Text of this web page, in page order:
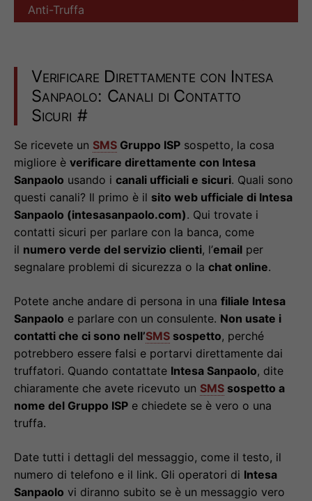
Anti-Truffa
Verificare Direttamente con Intesa
Sanpaolo: Canali di Contatto
Sicuri #
Se ricevete un SMS Gruppo ISP sospetto, la cosa
migliore è verificare direttamente con Intesa
Sanpaolo usando i canali ufficiali e sicuri. Quali sono
questi canali? Il primo è il sito web ufficiale di Intesa
Sanpaolo (intesasanpaolo.com). Qui trovate i
contatti sicuri per parlare con la banca, come
il numero verde del servizio clienti, l’email per
segnalare problemi di sicurezza o la chat online.
Potete anche andare di persona in una filiale Intesa
Sanpaolo e parlare con un consulente. Non usate i
contatti che ci sono nell’SMS sospetto, perché
potrebbero essere falsi e portarvi direttamente dai
truffatori. Quando contattate Intesa Sanpaolo, dite
chiaramente che avete ricevuto un SMS sospetto a
nome del Gruppo ISP e chiedete se è vero o una
truffa.
Date tutti i dettagli del messaggio, come il testo, il
numero di telefono e il link. Gli operatori di Intesa
Sanpaolo vi diranno subito se è un messaggio vero